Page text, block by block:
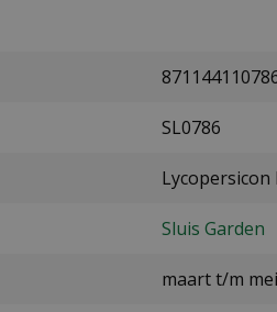
SL0786
Lycopersicon
Sluis Garden
maart t/m mei